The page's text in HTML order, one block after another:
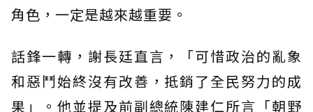
角色，一定是越來越重要。
話鋒一轉，謝長廷直言，「可惜政治的亂象
和惡鬥始終沒有改善，抵銷了全民努力的成
果」。他並提及前副總統陳建仁所言「朝野